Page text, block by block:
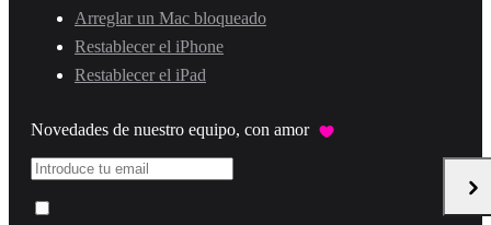
Arreglar un Mac bloqueado
Restablecer el iPhone
Restablecer el iPad
Novedades de nuestro equipo, con amor